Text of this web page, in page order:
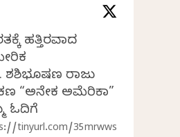
ಹತ್ತಿರವಾದ
ಶಶಿಭೂಷಣ ರಾಜು
“ಅನೇಕ ಅಮೆರಿಕಾ”
ಓದಿಗೆ
tinyurl.com/35mrwws